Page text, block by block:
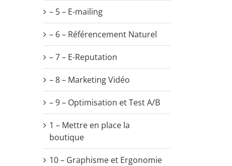
– 5 – E-mailing
– 6 – Référencement Naturel
– 7 – E-Reputation
– 8 – Marketing Vidéo
– 9 – Optimisation et Test A/B
1 – Mettre en place la
boutique
10 – Graphisme et Ergonomie